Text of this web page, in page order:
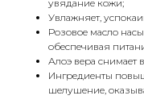
увядание кожи;
Увлажняет,
Розовое масло
обеспечивая
Алоэ вера снимает
Ингредиенты
шелушение,